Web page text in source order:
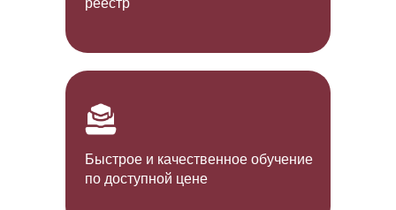
Быстрое и качественное обучение
по доступной цене
реестр